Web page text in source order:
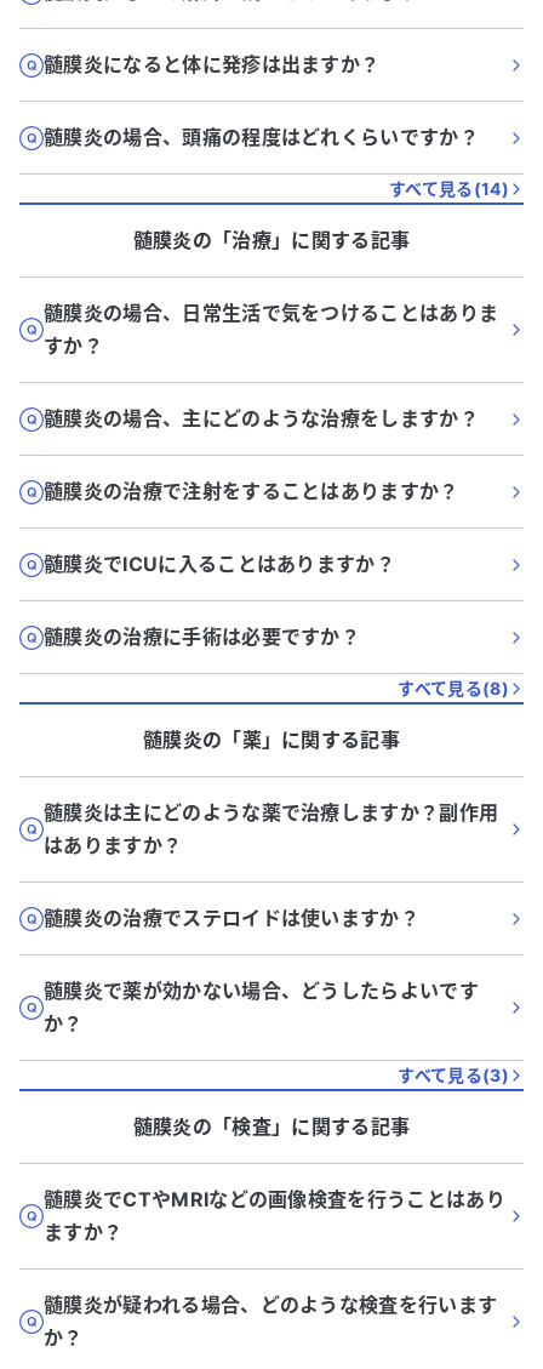
髄膜炎になると体に発疹は出ますか？
髄膜炎の場合、頭痛の程度はどれくらいですか？
すべて見る(14)
髄膜炎の「治療」に関する記事
髄膜炎の場合、日常生活で気をつけることはありま
すか？
髄膜炎の場合、主にどのような治療をしますか？
髄膜炎の治療で注射をすることはありますか？
髄膜炎でICUに入ることはありますか？
髄膜炎の治療に手術は必要ですか？
すべて見る(8)
髄膜炎の「薬」に関する記事
髄膜炎は主にどのような薬で治療しますか？副作用
はありますか？
髄膜炎の治療でステロイドは使いますか？
髄膜炎で薬が効かない場合、どうしたらよいです
か？
すべて見る(3)
髄膜炎の「検査」に関する記事
髄膜炎でCTやMRIなどの画像検査を行うことはあり
ますか？
髄膜炎が疑われる場合、どのような検査を行います
か？